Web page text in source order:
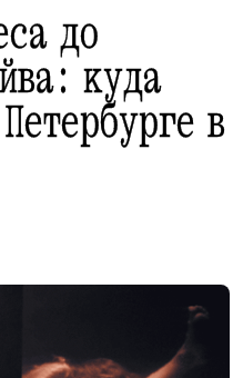
до
куда
в